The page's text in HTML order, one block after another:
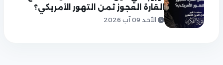
القارة العجوز ثمن التهور الأمريكي؟
الأحد 09 آب 2026